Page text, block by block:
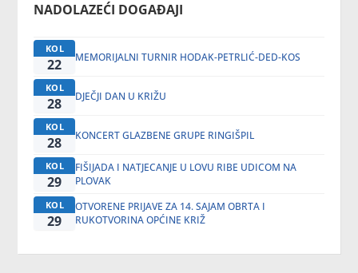
NADOLAZEĆI DOGAĐAJI
KOL
22 MEMORIJALNI TURNIR HODAK-PETRLIĆ-DED-KOS
KOL
28 DJEČJI DAN U KRIŽU
KOL
28 KONCERT GLAZBENE GRUPE RINGIŠPIL
KOL
29
FIŠIJADA I NATJECANJE U LOVU RIBE UDICOM NA
PLOVAK
KOL
29
OTVORENE PRIJAVE ZA 14. SAJAM OBRTA I
RUKOTVORINA OPĆINE KRIŽ